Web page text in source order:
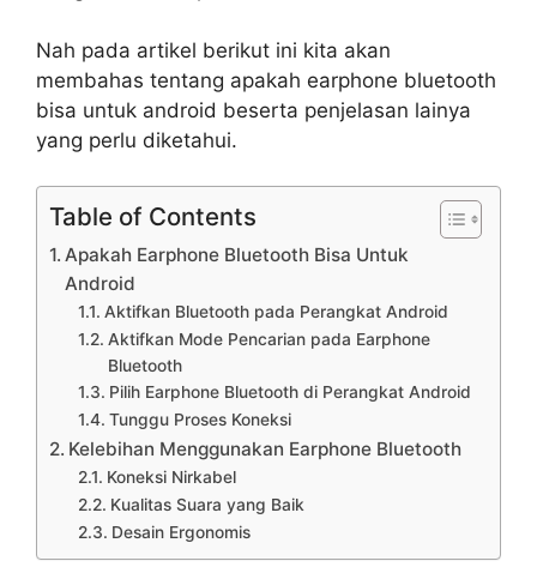
Nah pada artikel berikut ini kita akan
membahas tentang apakah earphone bluetooth
bisa untuk android beserta penjelasan lainya
yang perlu diketahui.
Table of Contents
Apakah Earphone Bluetooth Bisa Untuk
Android
Aktifkan Bluetooth pada Perangkat Android
Aktifkan Mode Pencarian pada Earphone
Bluetooth
Pilih Earphone Bluetooth di Perangkat Android
Tunggu Proses Koneksi
Kelebihan Menggunakan Earphone Bluetooth
Koneksi Nirkabel
Kualitas Suara yang Baik
Desain Ergonomis